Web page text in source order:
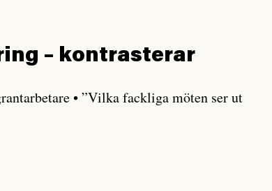
– kontrasterar
• ”Vilka fackliga möten ser ut